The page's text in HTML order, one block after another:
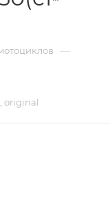
—
original